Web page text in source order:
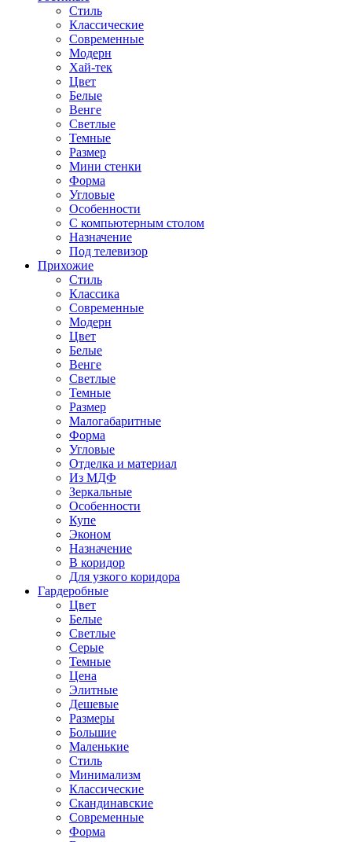
Стиль
Классические
Современные
Модерн
Хай-тек
Цвет
Белые
Венге
Светлые
Темные
Размер
Мини стенки
Форма
Угловые
Особенности
С компьютерным столом
Назначение
Под телевизор
Прихожие
Стиль
Классика
Современные
Модерн
Цвет
Белые
Венге
Светлые
Темные
Размер
Малогабаритные
Форма
Угловые
Отделка и материал
Из МДФ
Зеркальные
Особенности
Купе
Эконом
Назначение
В коридор
Для узкого коридора
Гардеробные
Цвет
Белые
Светлые
Серые
Темные
Цена
Элитные
Дешевые
Размеры
Большие
Маленькие
Стиль
Минимализм
Классические
Скандинавские
Современные
Форма